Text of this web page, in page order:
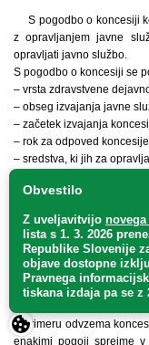
S pogodbo o koncesiji
z opravljanjem javne
opravljati javno službo.
S pogodbo o koncesiji se
– vrsta zdravstvene
– obseg izvajanja javne
– začetek izvajanja
– rok za odpoved
– sredstva, ki jih za
Kadar se ugotovi, da
predpisi, odločbo o
rok za odpravo
Če koncesionar
V primeru odvzema
enakimi pogoji sprejme v
Obvestilo
Z uveljavitvijo novega
lista s 1. 3. 2026
Republike Slovenije
objave dostopne
Pravnega
tiskana izdaja pa se z